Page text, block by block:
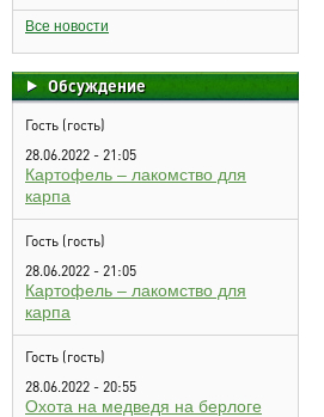
Все новости
Обсуждение
Гость (гость)
28.06.2022 - 21:05
Картофель – лакомство для
карпа
Гость (гость)
28.06.2022 - 21:05
Картофель – лакомство для
карпа
Гость (гость)
28.06.2022 - 20:55
Охота на медведя на берлоге